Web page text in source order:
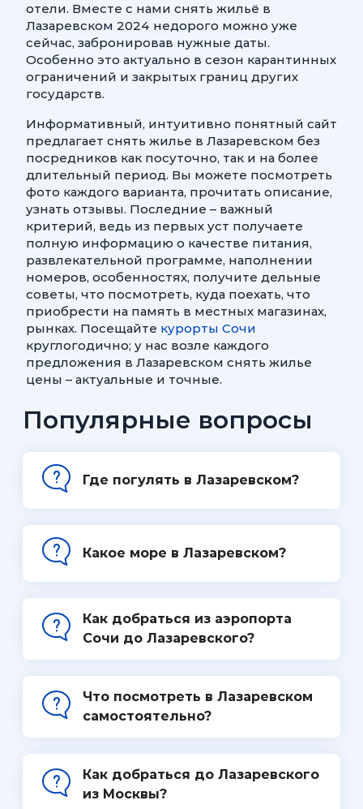
отели. Вместе с нами снять жильё в
Лазаревском 2024 недорого можно уже
сейчас, забронировав нужные даты.
Особенно это актуально в сезон карантинных
ограничений и закрытых границ других
государств.
Информативный, интуитивно понятный сайт
предлагает снять жилье в Лазаревском без
посредников как посуточно, так и на более
длительный период. Вы можете посмотреть
фото каждого варианта, прочитать описание,
узнать отзывы. Последние – важный
критерий, ведь из первых уст получаете
полную информацию о качестве питания,
развлекательной программе, наполнении
номеров, особенностях, получите дельные
советы, что посмотреть, куда поехать, что
приобрести на память в местных магазинах,
рынках. Посещайте курорты Сочи
круглогодично; у нас возле каждого
предложения в Лазаревском снять жилье
цены – актуальные и точные.
Популярные вопросы
Где погулять в Лазаревском?
Какое море в Лазаревском?
Как добраться из аэропорта
Сочи до Лазаревского?
Что посмотреть в Лазаревском
самостоятельно?
Как добраться до Лазаревского
из Москвы?